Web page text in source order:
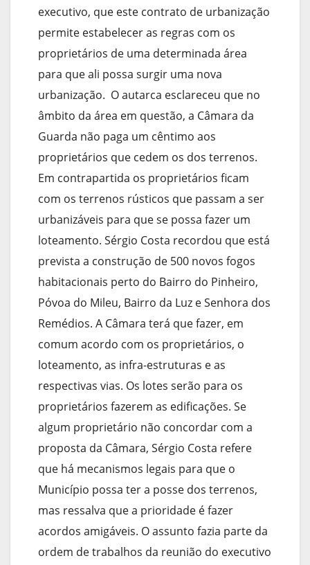
executivo, que este contrato de urbanização
permite estabelecer as regras com os
proprietários de uma determinada área
para que ali possa surgir uma nova
urbanização. O autarca esclareceu que no
âmbito da área em questão, a Câmara da
Guarda não paga um cêntimo aos
proprietários que cedem os dos terrenos.
Em contrapartida os proprietários ficam
com os terrenos rústicos que passam a ser
urbanizáveis para que se possa fazer um
loteamento. Sérgio Costa recordou que está
prevista a construção de 500 novos fogos
habitacionais perto do Bairro do Pinheiro,
Póvoa do Mileu, Bairro da Luz e Senhora dos
Remédios. A Câmara terá que fazer, em
comum acordo com os proprietários, o
loteamento, as infra-estruturas e as
respectivas vias. Os lotes serão para os
proprietários fazerem as edificações. Se
algum proprietário não concordar com a
proposta da Câmara, Sérgio Costa refere
que há mecanismos legais para que o
Município possa ter a posse dos terrenos,
mas ressalva que a prioridade é fazer
acordos amigáveis. O assunto fazia parte da
ordem de trabalhos da reunião do executivo